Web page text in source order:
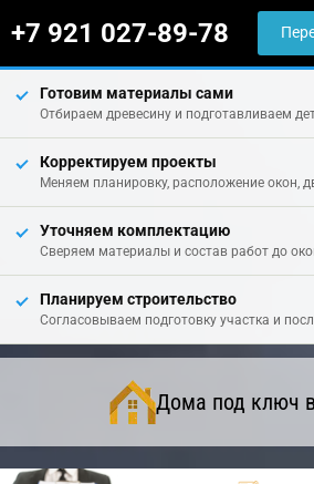
+7 921 027-89-78
Готовим материалы сами
Отбираем древесину и подготавливаем
Корректируем проекты
Меняем планировку, расположение окон,
Уточняем комплектацию
Сверяем материалы и состав работ до
Планируем строительство
Согласовываем подготовку участка и
Дома под ключ